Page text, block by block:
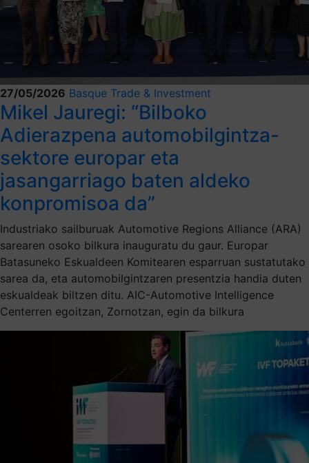
27/05/2026 Basque Trade & Investment
Mikel Jauregi: “Bilboko
Adierazpena automobilgintza-
sektore europar eta
jasangarriago baten aldeko
konpromisoa da”
Industriako sailburuak Automotive Regions Alliance (ARA)
sarearen osoko bilkura inauguratu du gaur. Europar
Batasuneko Eskualdeen Komitearen esparruan sustatutako
sarea da, eta automobilgintzaren presentzia handia duten
eskualdeak biltzen ditu. AIC-Automotive Intelligence
Centerren egoitzan, Zornotzan, egin da bilkura